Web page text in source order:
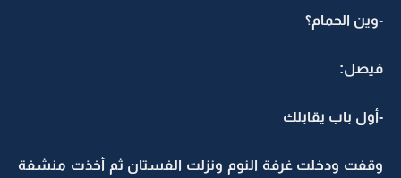
-وين الحمام؟
فيصل:
-أول باب يقابلك
وقفت ودخلت غرفة النوم ونزلت الفستان ثم أخذت منشفة